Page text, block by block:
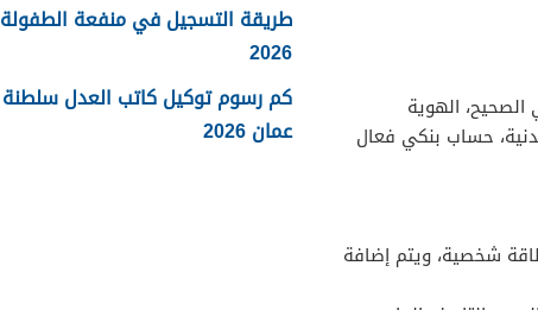
الصحيح، الهوية
حساب بنكي فعال
شخصية، ويتم إضافة
طريقة التسجيل في منفعة الطفولة
2026
كم رسوم توكيل كاتب العدل سلطنة
عمان 2026